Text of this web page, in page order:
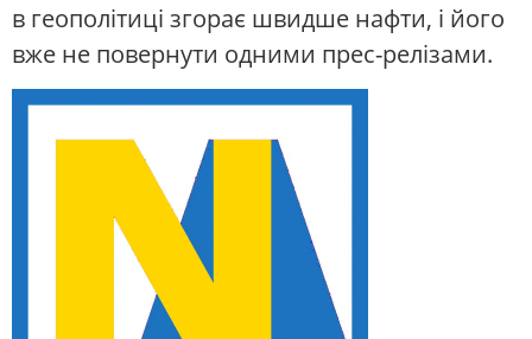
в геополітиці згорає швидше нафти, і його
вже не повернути одними прес-релізами.